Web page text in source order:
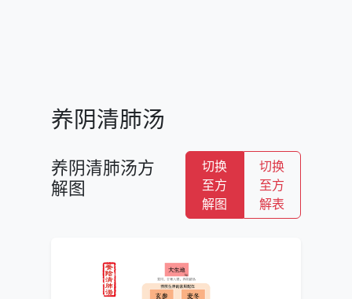
养阴清肺汤
养阴清肺汤方
解图
切换
至方
解图
切换
至方
解表